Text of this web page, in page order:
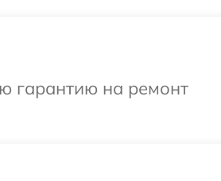
гарантию на ремонт